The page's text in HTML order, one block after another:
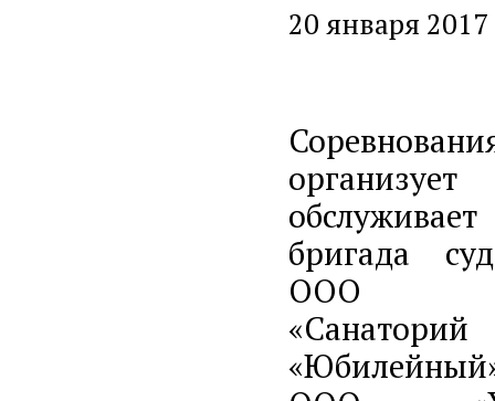
20 января 2017
обслуживает
бригада
ООО
«Санаторий